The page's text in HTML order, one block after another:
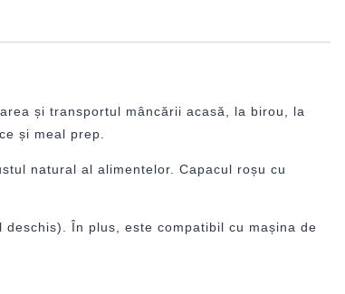
și transportul mâncării acasă, la birou, la
și meal prep.
natural al alimentelor. Capacul roșu cu
În plus, este compatibil cu mașina de